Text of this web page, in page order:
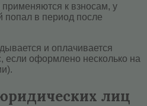
к взносам, у
попал в период после
и оплачивается
если оформлено несколько на
лиц